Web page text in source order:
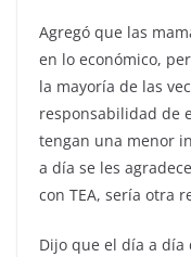
Agregó que las
en lo económico,
la mayoría de las
responsabilidad de
tengan una menor
a día se les
con TEA, sería otra
Dijo que el día a día